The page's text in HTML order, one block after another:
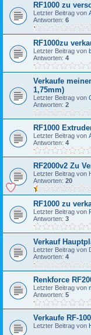
RF1000 zu
Letzter Beitrag von
Antworten: 6
RF1000zu
Letzter Beitrag von
Antworten: 4
Verkaufe
1,75mm)
Letzter Beitrag von
Antworten: 2
RF1000
Letzter Beitrag von
Antworten: 4
RF2000v2 Zu
Letzter Beitrag von
Antworten: 20
RF1000 zu
Letzter Beitrag von
Antworten: 3
Verkauf
Letzter Beitrag von
Antworten: 4
Renkforce
Letzter Beitrag von
Antworten: 5
Verkaufe RF-
Letzter Beitrag von